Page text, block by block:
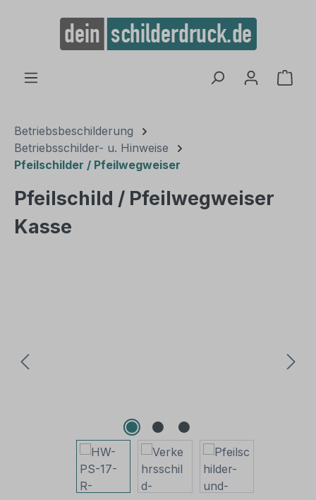
springen
Betriebsbeschilderung
Betriebsschilder- u. Hinweise
Pfeilschilder / Pfeilwegweiser
Pfeilschild / Pfeilwegweiser
Kasse